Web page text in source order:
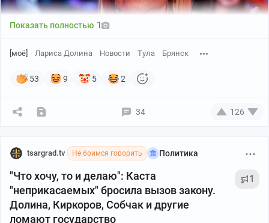
изначально назначенный на 9 марта, перенесён на 14
состояться во Дворце культуры БМЗ. «
пернесен на 14 ноября», — подтвердили
информагентствуна площадке.
Согласно данным систем продажи,в зале,
рассчитанном на около 800 мест, на новый
Показать полностью 1
[моё] Лариса Долина Новости Тула Брянск
53 9 5 2
34 126
tsargrad.tv Не боимся говорить Политика
"Что хочу, то и делаю": Каста
"неприкасаемых" бросила вызов закону.
Долина, Киркоров, Собчак и другие
ломают государство
1